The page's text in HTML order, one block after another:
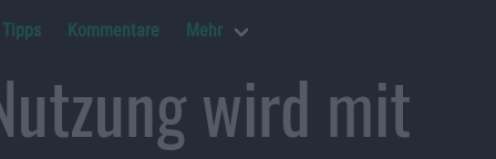
Tipps Kommentare Mehr
wird mit